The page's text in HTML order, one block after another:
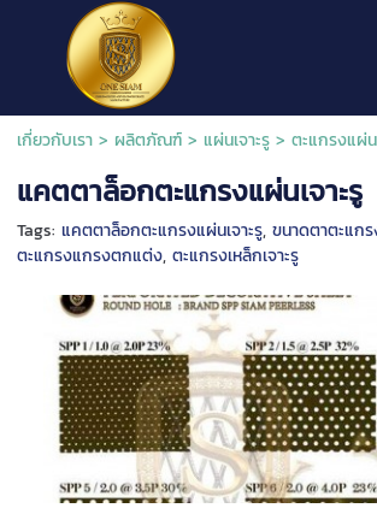
เกี่ยวกับเรา> ผลิตภัณฑ์> แผ่นเจาะรู> ตะแกรงแผ่
แคตตาล็อกตะแกรงแผ่นเจาะรู
Tags: แคตตาล็อกตะแกรงแผ่นเจาะรู, ขนาดตาตะแกร
ตะแกรงแกรงตกแต่ง, ตะแกรงเหล็กเจาะรู